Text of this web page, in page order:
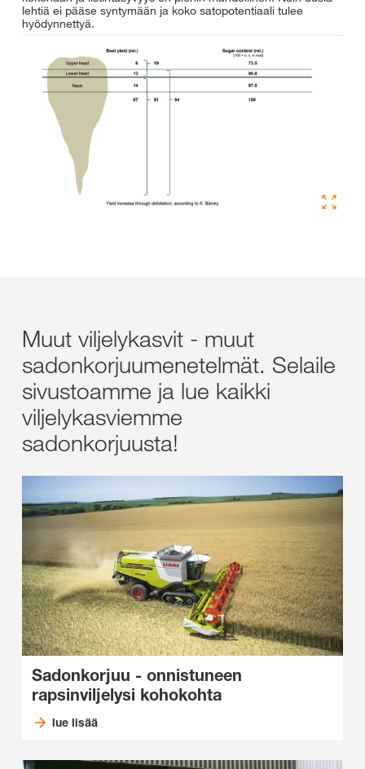
lehtiä ei pääse syntymään ja koko satopotentiaali tulee
hyödynnettyä.
Muut viljelykasvit - muut
sadonkorjuumenetelmät. Selaile
sivustoamme ja lue kaikki
viljelykasviemme
sadonkorjuusta!
Sadonkorjuu - onnistuneen
rapsinviljelysi kohokohta
lue lisää